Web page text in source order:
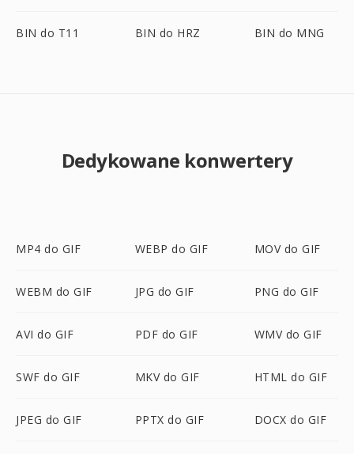
BIN do T11 BIN do HRZ BIN do MNG
Dedykowane konwertery
MP4 do GIF WEBP do GIF MOV do GIF
WEBM do GIF JPG do GIF PNG do GIF
AVI do GIF PDF do GIF WMV do GIF
SWF do GIF MKV do GIF HTML do GIF
JPEG do GIF PPTX do GIF DOCX do GIF